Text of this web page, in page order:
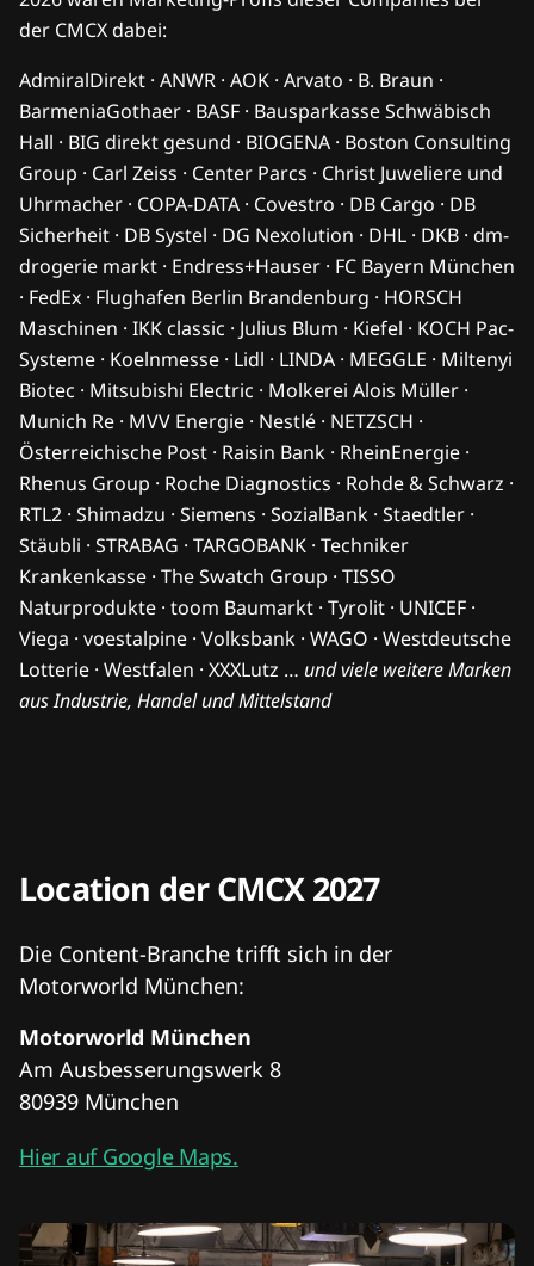
der CMCX dabei:
AdmiralDirekt · ANWR · AOK · Arvato · B. Braun ·
BarmeniaGothaer · BASF · Bausparkasse Schwäbisch
Hall · BIG direkt gesund · BIOGENA · Boston Consulting
Group · Carl Zeiss · Center Parcs · Christ Juweliere und
Uhrmacher · COPA-DATA · Covestro · DB Cargo · DB
Sicherheit · DB Systel · DG Nexolution · DHL · DKB · dm-
drogerie markt · Endress+Hauser · FC Bayern München
· FedEx · Flughafen Berlin Brandenburg · HORSCH
Maschinen · IKK classic · Julius Blum · Kiefel · KOCH Pac-
Systeme · Koelnmesse · Lidl · LINDA · MEGGLE · Miltenyi
Biotec · Mitsubishi Electric · Molkerei Alois Müller ·
Munich Re · MVV Energie · Nestlé · NETZSCH ·
Österreichische Post · Raisin Bank · RheinEnergie ·
Rhenus Group · Roche Diagnostics · Rohde & Schwarz ·
RTL2 · Shimadzu · Siemens · SozialBank · Staedtler ·
Stäubli · STRABAG · TARGOBANK · Techniker
Krankenkasse · The Swatch Group · TISSO
Naturprodukte · toom Baumarkt · Tyrolit · UNICEF ·
Viega · voestalpine · Volksbank · WAGO · Westdeutsche
Lotterie · Westfalen · XXXLutz … und viele weitere Marken
aus Industrie, Handel und Mittelstand
Location der CMCX 2027
Die Content-Branche trifft sich in der
Motorworld München:
Motorworld München
Am Ausbesserungswerk 8
80939 München
Hier auf Google Maps.